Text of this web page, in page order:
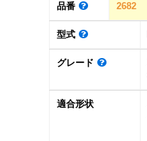
品番 2682
型式
グレード
適合形状